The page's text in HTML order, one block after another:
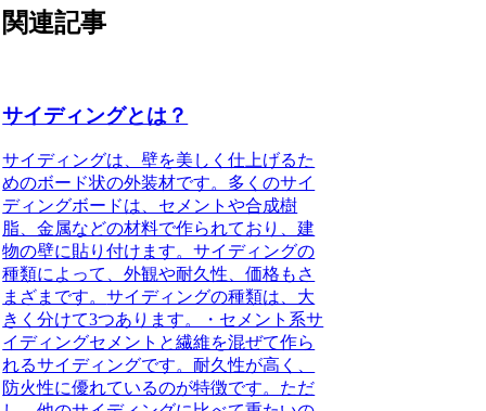
関連記事
サイディングとは？
サイディングは、壁を美しく仕上げるた
めのボード状の外装材です。多くのサイ
ディングボードは、セメントや合成樹
脂、金属などの材料で作られており、建
物の壁に貼り付けます。サイディングの
種類によって、外観や耐久性、価格もさ
まざまです。サイディングの種類は、大
きく分けて3つあります。・セメント系サ
イディングセメントと繊維を混ぜて作ら
れるサイディングです。耐久性が高く、
防火性に優れているのが特徴です。ただ